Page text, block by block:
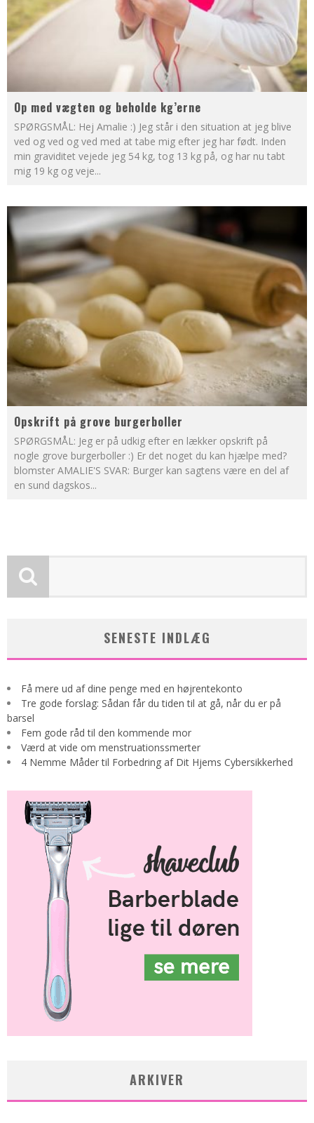
Op med vægten og beholde kg’erne
SPØRGSMÅL: Hej Amalie :) Jeg står i den situation at jeg blive
ved og ved og ved med at tabe mig efter jeg har født. Inden
min graviditet vejede jeg 54 kg, tog 13 kg på, og har nu tabt
mig 19 kg og veje...
Opskrift på grove burgerboller
SPØRGSMÅL: Jeg er på udkig efter en lækker opskrift på
nogle grove burgerboller :) Er det noget du kan hjælpe med?
blomster AMALIE'S SVAR: Burger kan sagtens være en del af
en sund dagskos...
SENESTE INDLÆG
Få mere ud af dine penge med en højrentekonto
Tre gode forslag: Sådan får du tiden til at gå, når du er på
barsel
Fem gode råd til den kommende mor
Værd at vide om menstruationssmerter
4 Nemme Måder til Forbedring af Dit Hjems Cybersikkerhed
ARKIVER